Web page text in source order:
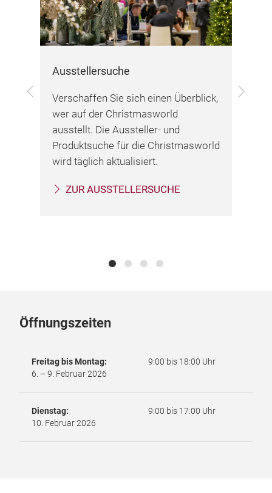
Zurück Vor
Ausstellersuche
Verschaffen Sie sich einen Überblick,
wer auf der Christmasworld
ausstellt. Die Aussteller- und
Produktsuche für die Christmasworld
wird täglich aktualisiert.
ZUR AUSSTELLERSUCHE
Öffnungszeiten
Freitag bis Montag:
6. – 9. Februar 2026
9:00 bis 18:00 Uhr
Dienstag:
10. Februar 2026
9:00 bis 17:00 Uhr